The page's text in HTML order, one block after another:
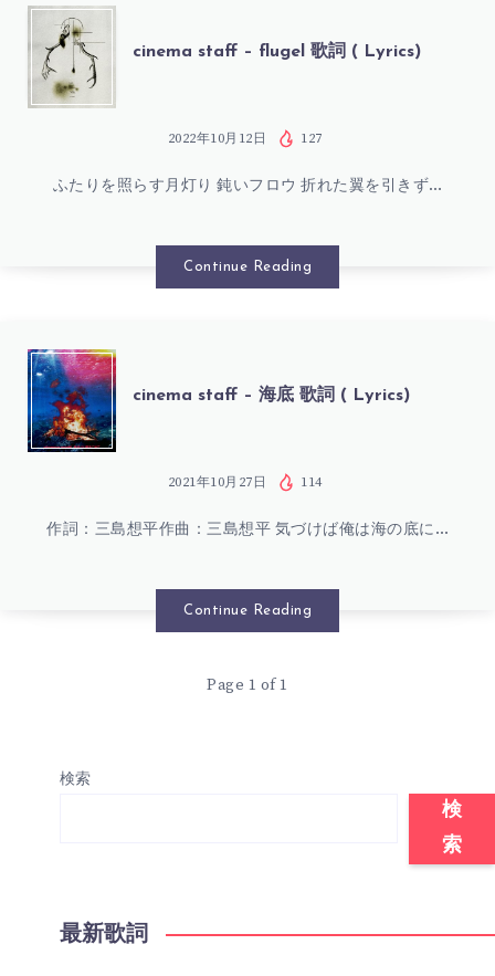
島
歌
LYRICS)
CINEMA
STAFF
FLUGEL
(
LYRICS)
cinema staff – flugel 歌詞 ( Lyrics)
2022年10月12日 127
ふたりを照らす月灯り 鈍いフロウ 折れた翼を引きず…
Continue Reading
CINEMA
STAFF
海
cinema staff – 海底 歌詞 ( Lyrics)
2021年10月27日 114
作詞：三島想平作曲：三島想平 気づけば俺は海の底に…
Continue Reading
Page 1 of 1
検索
検
索
最新歌詞